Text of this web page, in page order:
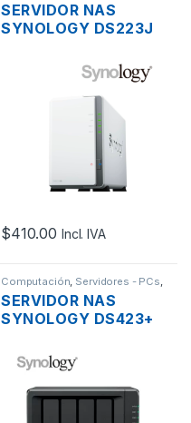
SERVIDOR NAS
SYNOLOGY DS223J
MAX 36TB, SATA,
RAID 1 1.7GHZ, DDR4
1GB , PUERTO
USB3.0, GIGABIT
$410.00 Incl. IVA
Computación Servidores - PCs
Servidores NAS
SERVIDOR NAS
SYNOLOGY DS423+
MAX 72TB, SATA,
RAID 0-10,
PROCESADOR J4125
2.0GHZ, DDR4 2GB,